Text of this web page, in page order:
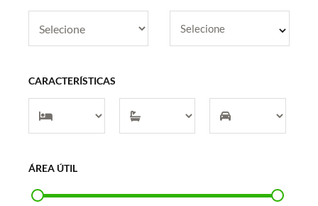
Selecione
CARACTERÍSTICAS
ÁREA ÚTIL